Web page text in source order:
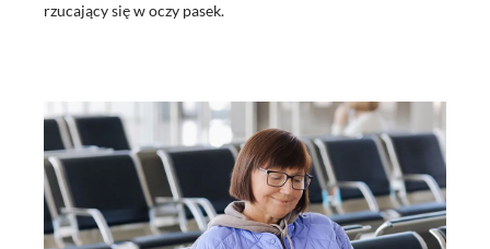
rzucający się w oczy pasek.